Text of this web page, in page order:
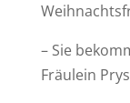
– Sie
Fräulein